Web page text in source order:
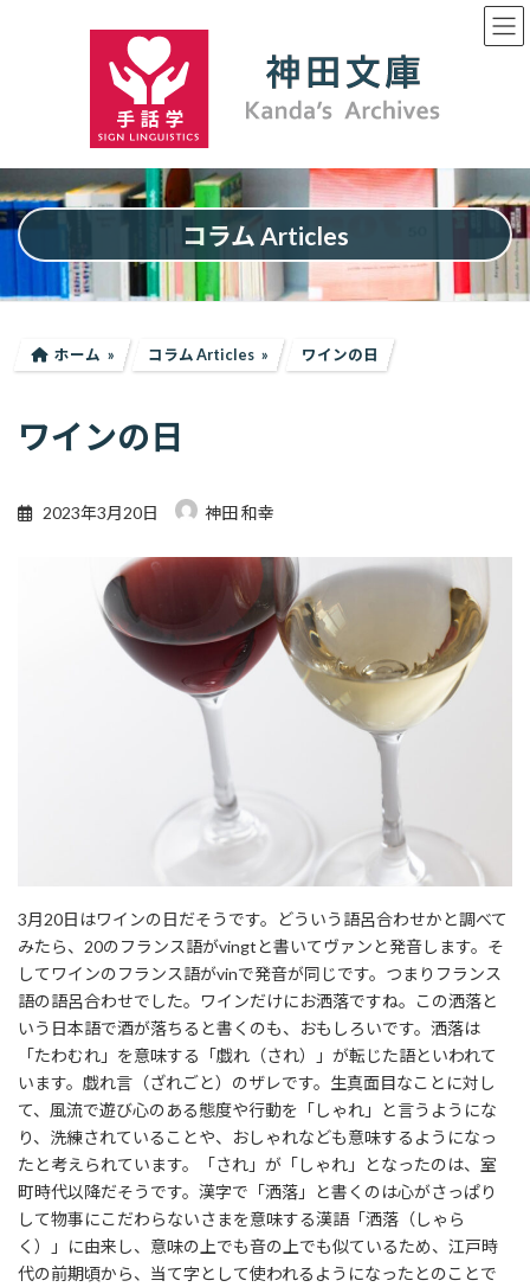
ッ
プ
移
動
コラム Articles
ホーム コラム Articles ワインの日
ワインの日
2023年3月20日 神田 和幸
3月20日はワインの日だそうです。どういう語呂合わせかと調べて
みたら、20のフランス語がvingtと書いてヴァンと発音します。そ
してワインのフランス語がvinで発音が同じです。つまりフランス
語の語呂合わせでした。ワインだけにお洒落ですね。この洒落と
いう日本語で酒が落ちると書くのも、おもしろいです。洒落は
「たわむれ」を意味する「戯れ（され）」が転じた語といわれて
います。戯れ言（ざれごと）のザレです。生真面目なことに対し
て、風流で遊び心のある態度や行動を「しゃれ」と言うようにな
り、洗練されていることや、おしゃれなども意味するようになっ
たと考えられています。「され」が「しゃれ」となったのは、室
町時代以降だそうです。漢字で「洒落」と書くのは心がさっぱり
して物事にこだわらないさまを意味する漢語「洒落（しゃら
く）」に由来し、意味の上でも音の上でも似ているため、江戸時
代の前期頃から、当て字として使われるようになったとのことで